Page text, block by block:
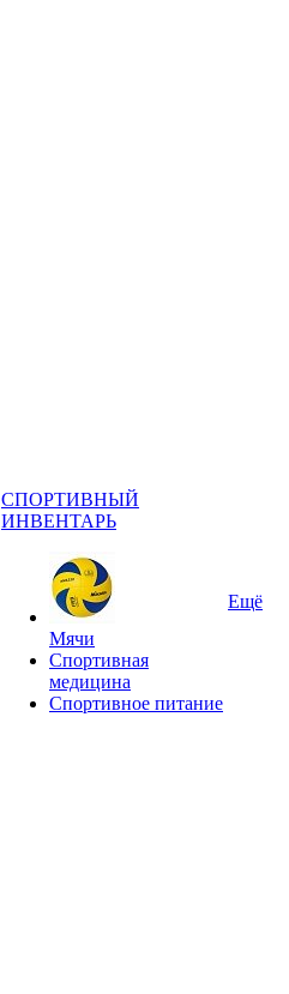
СПОРТИВНЫЙ
ИНВЕНТАРЬ
Мячи
Спортивная
медицина
Спортивное питание
Ещё